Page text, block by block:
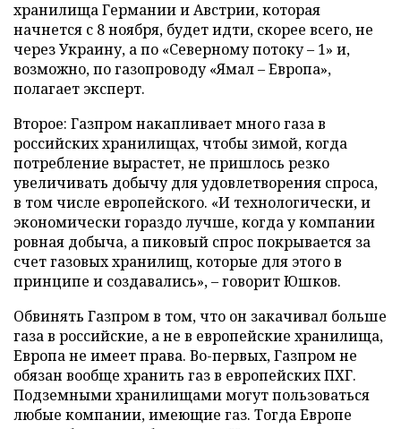
хранилища Германии и Австрии, которая
начнется с 8 ноября, будет идти, скорее всего, не
через Украину, а по «Северному потоку – 1» и,
возможно, по газопроводу «Ямал – Европа»,
полагает эксперт.
Второе: Газпром накапливает много газа в
российских хранилищах, чтобы зимой, когда
потребление вырастет, не пришлось резко
увеличивать добычу для удовлетворения спроса,
в том числе европейского. «И технологически, и
экономически гораздо лучше, когда у компании
ровная добыча, а пиковый спрос покрывается за
счет газовых хранилищ, которые для этого в
принципе и создавались», – говорит Юшков.
Обвинять Газпром в том, что он закачивал больше
газа в российские, а не в европейские хранилища,
Европа не имеет права. Во-первых, Газпром не
обязан вообще хранить газ в европейских ПХГ.
Подземными хранилищами могут пользоваться
любые компании, имеющие газ. Тогда Европе